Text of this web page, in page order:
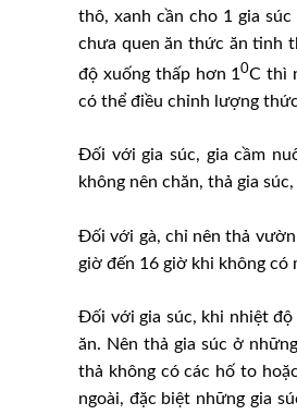
thô, xanh cần cho 1 gia
chưa quen ăn thức ăn tinh
độ xuống thấp hơn 10C thì
có thể điều chỉnh lượng
Đối với gia súc, gia cầm
không nên chăn, thả gia
Đối với gà, chỉ nên thả
giờ đến 16 giờ khi không có
Đối với gia súc, khi nhiệt độ
ăn. Nên thả gia súc ở
thả không có các hố to
ngoài, đặc biệt những gia